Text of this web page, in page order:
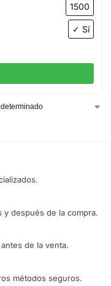
1500
✓ Sí
y después de la compra.
de la venta.
métodos seguros.